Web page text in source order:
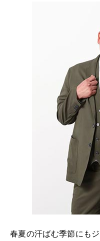
春夏の汗ばむ季節にも